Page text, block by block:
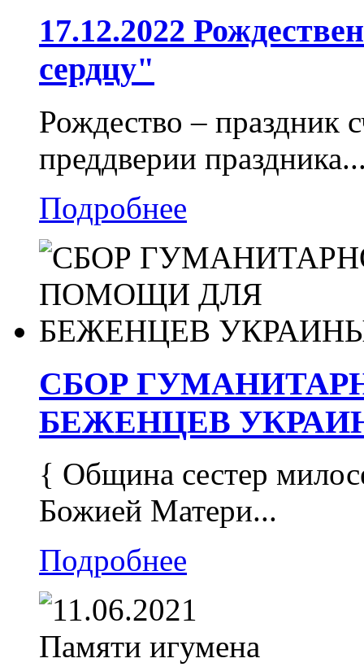
17.12.2022
сердцу"
Рождество – праздник
преддверии
Подробнее
СБОР
БЕЖЕНЦЕВ
{ Община сестер
Божией Матери...
Подробнее